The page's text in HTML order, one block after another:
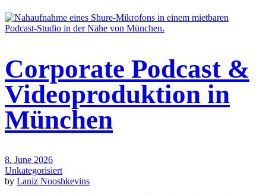
Corporate Podcast &
Videoproduktion in
München
8. June 2026
Unkategorisiert
by Laniz Nooshkevins